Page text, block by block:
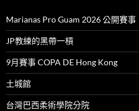
Marianas Pro Guam 2026 公開賽事
JP教練的黑帶一槓
9月賽事 COPA DE Hong Kong
土城館
台灣巴西柔術學院分院